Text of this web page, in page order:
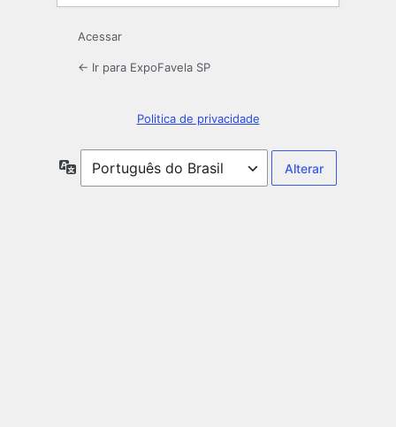
Acessar
← Ir para ExpoFavela SP
Politica de privacidade
Idioma